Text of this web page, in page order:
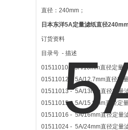
直径：240mm；
日本东洋5A定量滤纸直径
订货资料
目录号 - 描述
01511010 - 5A/10mm直径定量
01511012 - 5A/12.7mm直径定
01511013 - 5A/13mm直径定量
01511015 - 5A/15.8mm直径定
01511016 - 5A/16mm直径定量
01511024 - 5A/24mm直径定量